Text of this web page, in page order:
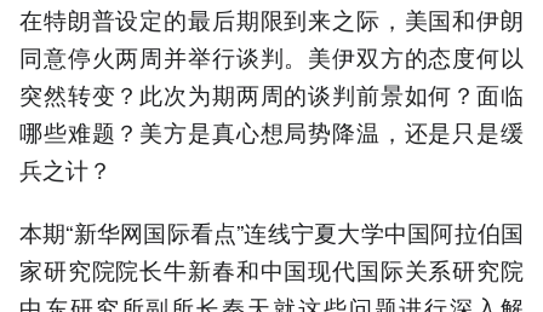
在特朗普设定的最后期限到来之际，美国和伊朗
同意停火两周并举行谈判。美伊双方的态度何以
突然转变？此次为期两周的谈判前景如何？面临
哪些难题？美方是真心想局势降温，还是只是缓
兵之计？
本期“新华网国际看点”连线宁夏大学中国阿拉伯国
家研究院院长牛新春和中国现代国际关系研究院